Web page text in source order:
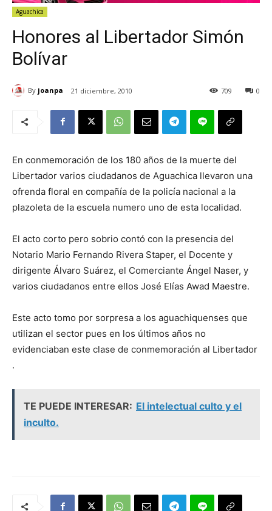
Aguachica
Honores al Libertador Simón
Bolívar
By joanpa 21 diciembre, 2010 0
709
En conmemoración de los 180 años de la muerte del
Libertador varios ciudadanos de Aguachica llevaron una
ofrenda floral en compañía de la policía nacional a la
plazoleta de la escuela numero uno de esta localidad.
El acto corto pero sobrio contó con la presencia del
Notario Mario Fernando Rivera Staper, el Docente y
dirigente Álvaro Suárez, el Comerciante Ángel Naser, y
varios ciudadanos entre ellos José Elías Awad Maestre.
Este acto tomo por sorpresa a los aguachiquenses que
utilizan el sector pues en los últimos años no
evidenciaban este clase de conmemoración al Libertador
.
TE PUEDE INTERESAR: El intelectual culto y el
inculto.